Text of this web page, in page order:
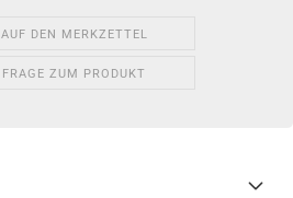
AUF DEN MERKZETTEL
FRAGE ZUM PRODUKT